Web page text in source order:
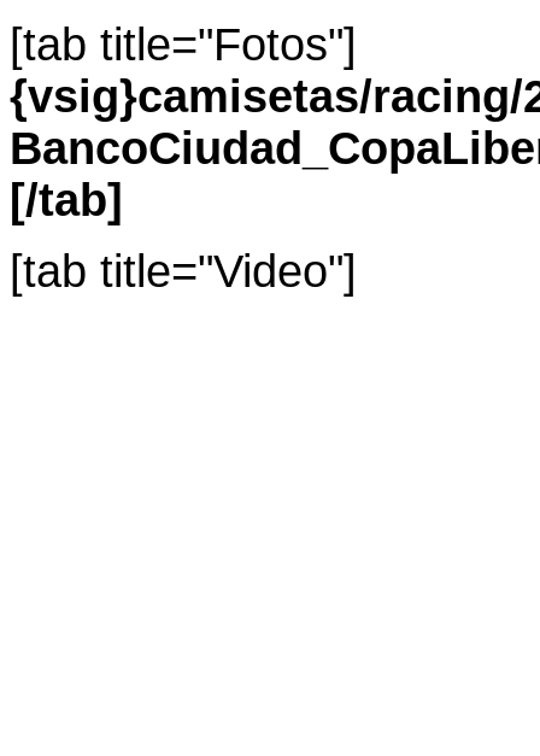
[tab title="Fotos"]
{vsig}camisetas/racing/
[/tab]
[tab title="Video"]